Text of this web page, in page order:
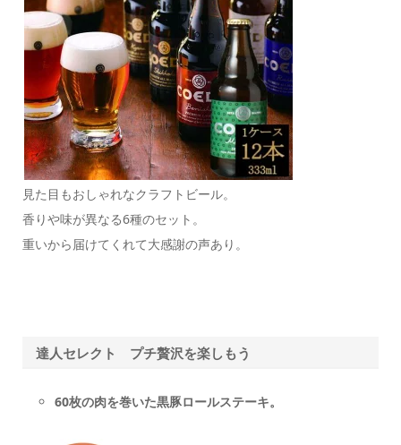
見た目もおしゃれなクラフトビール。
香りや味が異なる6種のセット。
重いから届けてくれて大感謝の声あり。
達人セレクト プチ贅沢を楽しもう
60枚の肉を巻いた黒豚ロールステーキ。